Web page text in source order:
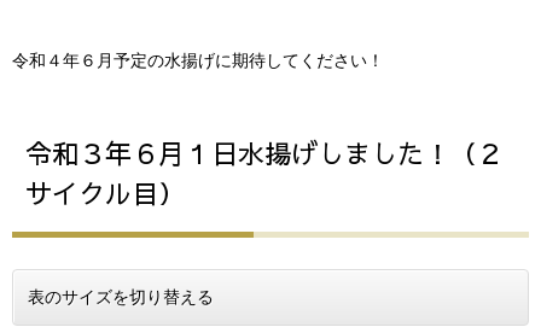
令和４年６月予定の水揚げに期待してください！
令和３年６月１日水揚げしました！（２
サイクル目）
表のサイズを切り替える